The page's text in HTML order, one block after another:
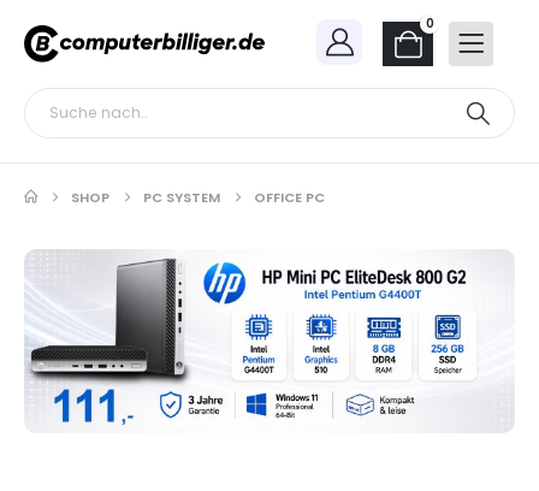
0
SHOP PC SYSTEM OFFICE PC